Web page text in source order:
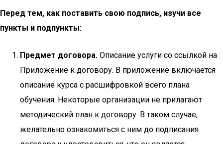
Перед тем, как поставить свою подпись, изучи все
пункты и подпункты:
Предмет договора. Описание услуги со ссылкой на
Приложение к договору. В приложение включается
описание курса с расшифровкой всего плана
обучения. Некоторые организации не прилагают
методический план к договору. В таком случае,
желательно ознакомиться с ним до подписания